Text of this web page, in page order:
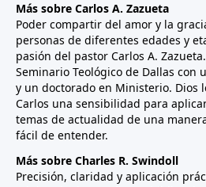
Más sobre Carlos A. Zazueta
Poder compartir del amor y la
personas de diferentes edades y
pasión del pastor Carlos A.
Seminario Teológico de Dallas con
y un doctorado en Ministerio. Dios
Carlos una sensibilidad para
temas de actualidad de una
fácil de entender.
Más sobre Charles R. Swindoll
Precisión, claridad y aplicación